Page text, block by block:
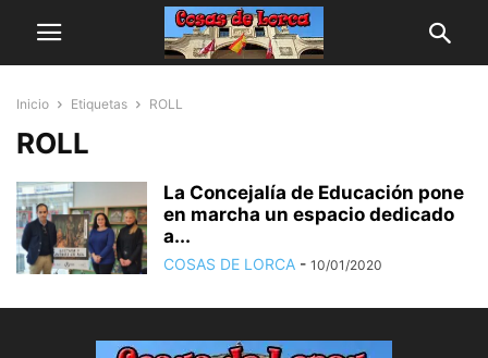
Inicio Etiquetas ROLL
ROLL
La Concejalía de Educación pone
en marcha un espacio dedicado
a...
COSAS DE LORCA - 10/01/2020